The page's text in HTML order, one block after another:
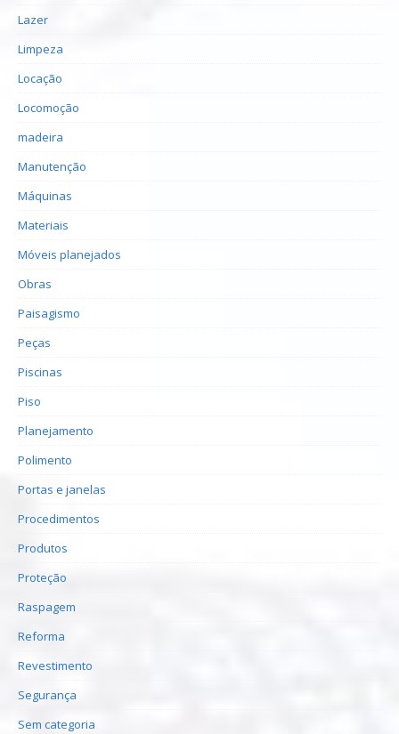
Lazer
Limpeza
Locação
Locomoção
madeira
Manutenção
Máquinas
Materiais
Móveis planejados
Obras
Paisagismo
Peças
Piscinas
Piso
Planejamento
Polimento
Portas e janelas
Procedimentos
Produtos
Proteção
Raspagem
Reforma
Revestimento
Segurança
Sem categoria